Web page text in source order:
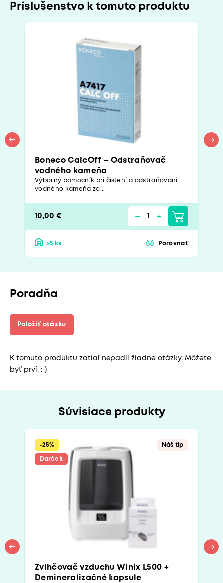
Príslušenstvo k tomuto produktu
Boneco CalcOff – Odstraňovač
vodného kameňa
Výborný pomocník pri čistení a odstraňovaní
vodného kameňa zo...
10,00 €
>5 ks Porovnať
Poradňa
Položiť otázku
K tomuto produktu zatiaľ nepadli žiadne otázky. Môžete
byť prví. :-)
Súvisiace produkty
Darček
-25% Náš tip
Zvlhčovač vzduchu Winix L500 +
Demineralizačné kapsule